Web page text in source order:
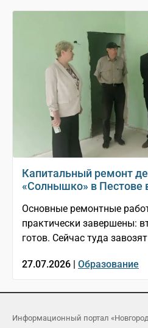
Капитальный ремонт
«Солнышко» в Пестове
Основные ремонтные
практически завершены:
готов. Сейчас туда
27.07.2026 | Образование
Информационный портал